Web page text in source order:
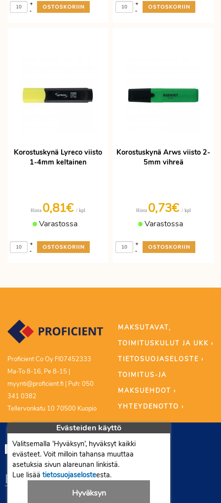
-
+
-
+
Korostuskynä Lyreco viisto
1-4mm keltainen
Hinta 0,81€ / kpl
Varastossa
-
+
Korostuskynä Arws viisto 2-
5mm vihreä
Hinta 0,73€ / kpl
Varastossa
-
+
Proficient Co Oy FI07452333
Ma-To 8-16, Pe 8-15 |
myynti@proficient.fi | Puh: 050
341 0382
Tellervonkatu 10 70500 Kuopio
MAKSUTAVAT,
TOIMITUSKULUT JA UKK ›
TIETOSUOJASELOSTE ›
TOIMITUS-JA
MAKSUEHDOT ›
YHTEYDENOTTO ›
Evästeiden käyttö
Valitsemalla ’Hyväksyn’, hyväksyt kaikki
evästeet. Voit milloin tahansa muuttaa
asetuksia sivun alareunan linkistä.
Lue lisää tietosuojaselosteesta.
Hyväksyn